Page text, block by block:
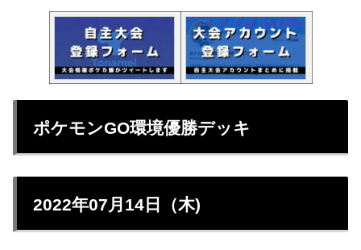
ポケモンGO環境優勝デッキ
2022年07月14日（木)